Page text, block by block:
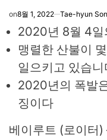
on8월 1, 2022 Tae-hyun
2020년 8월 4일
맹렬한 산불이
일으키고 있습니
2020년의 폭발
징이다
베이루트 (로이터)